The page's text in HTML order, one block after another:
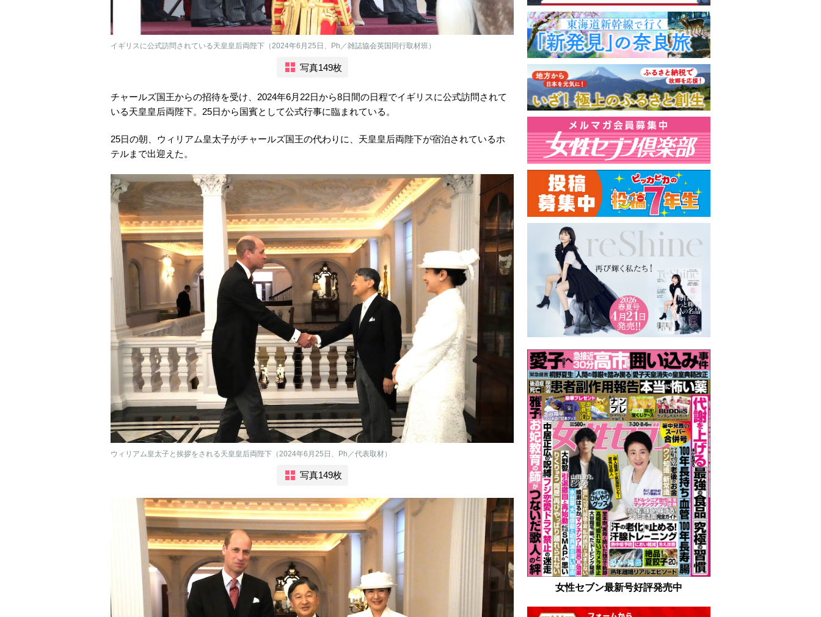
イギリスに公式訪問されている天皇皇后両陛下（2024年6月25日、Ph／雑誌協会英国同行取材班）
写真149枚
チャールズ国王からの招待を受け、2024年6月22日から8日間の日程でイギリスに公式訪問されて
いる天皇皇后両陛下。25日から国賓として公式行事に臨まれている。
25日の朝、ウィリアム皇太子がチャールズ国王の代わりに、天皇皇后両陛下が宿泊されているホ
テルまで出迎えた。
ウィリアム皇太子と挨拶をされる天皇皇后両陛下（2024年6月25日、Ph／代表取材）
写真149枚
女性セブン最新号好評発売中